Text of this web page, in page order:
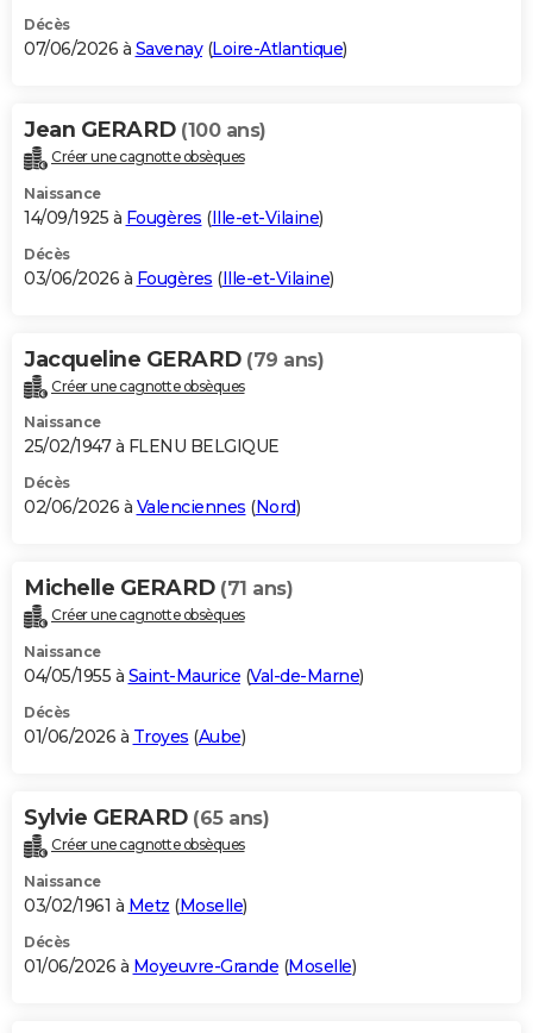
Décès
07/06/2026 à Savenay(Loire-Atlantique)
Jean GERARD (100 ans)
Créer une cagnotte obsèques
Naissance
14/09/1925 à Fougères (Ille-et-Vilaine)
Décès
03/06/2026 à Fougères (Ille-et-Vilaine)
Jacqueline GERARD (79 ans)
Créer une cagnotte obsèques
Naissance
25/02/1947 à FLENU BELGIQUE
Décès
02/06/2026 à Valenciennes (Nord)
Michelle GERARD (71 ans)
Créer une cagnotte obsèques
Naissance
04/05/1955 à Saint-Maurice (Val-de-Marne)
Décès
01/06/2026 à Troyes (Aube)
Sylvie GERARD (65 ans)
Créer une cagnotte obsèques
Naissance
03/02/1961 à Metz (Moselle)
Décès
01/06/2026 à Moyeuvre-Grande (Moselle)